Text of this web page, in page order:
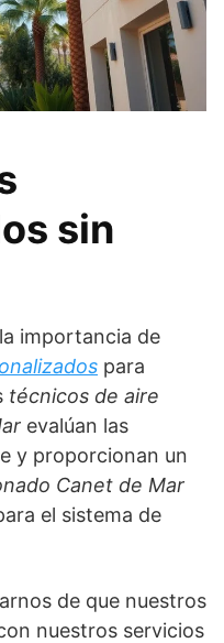
sin
importancia de
para
técnicos de aire
evalúan las
y proporcionan un
Canet de Mar
el sistema de
de que nuestros
nuestros servicios